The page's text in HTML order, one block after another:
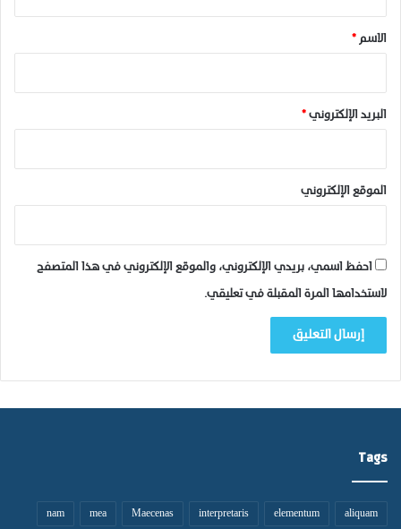
*الاسم *
البريد الإلكتروني *
الموقع الإلكتروني
احفظ اسمي، بريدي الإلكتروني، والموقع الإلكتروني في هذا المتصفح
لاستخدامها المرة المقبلة في تعليقي.
Tags
aliquam
elementum
interpretaris
Maecenas
mea
nam